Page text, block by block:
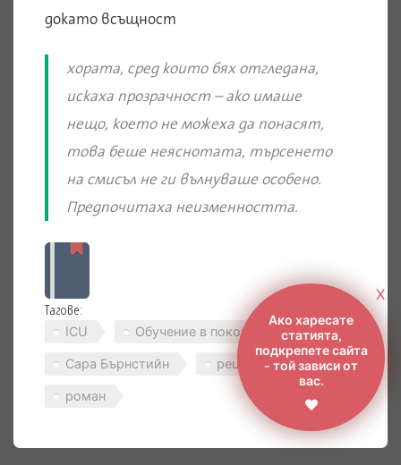
X
Ако харесате
статията,
подкрепете сайта
- той зависи от
вас.
докато всъщност
хората, сред които бях отгледана,
искаха прозрачност – ако имаше
нещо, което не можеха да понасят,
това беше неяснотата, търсенето
на смисъл не ги вълнуваше особено.
Предпочитаха неизменността.
Тагове:
ICU Обучение в покорство
Сара Бърнстийн рецения
роман